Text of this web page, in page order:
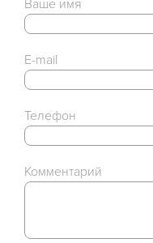
Ваше имя
E-mail
Телефон
Комментарий